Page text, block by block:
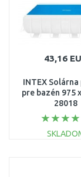
43,16
INTEX
pre bazén 975
28018